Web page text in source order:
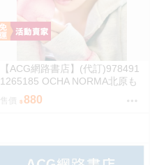
【ACG網路書店】(代訂)978491
1265185 OCHA NORMA北原も
も 寫真集「もももてぃーん。」
售價 880